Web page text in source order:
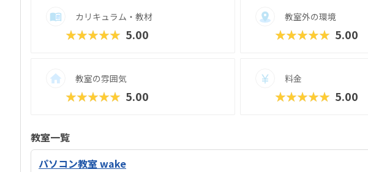
カリキュラム・教材
★★★★★ 5.00
教室外の環境
★★★★★ 5.00
教室の雰囲気
★★★★★ 5.00
料金
★★★★★ 5.00
教室一覧
パソコン教室 wake